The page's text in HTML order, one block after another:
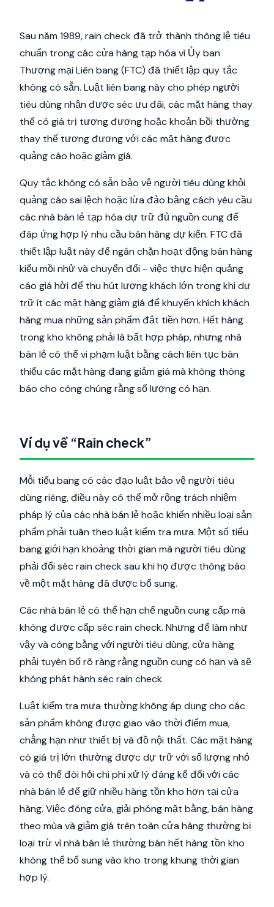
Sau năm 1989, rain check đã trở thành thông lệ tiêu
chuẩn trong các cửa hàng tạp hóa vì Ủy ban
Thương mại Liên bang (FTC) đã thiết lập quy tắc
không có sẵn. Luật liên bang này cho phép người
tiêu dùng nhận được séc ưu đãi, các mặt hàng thay
thế có giá trị tương đương hoặc khoản bồi thường
thay thế tương đương với các mặt hàng được
quảng cáo hoặc giảm giá.
Quy tắc không có sẵn bảo vệ người tiêu dùng khỏi
quảng cáo sai lệch hoặc lừa đảo bằng cách yêu cầu
các nhà bán lẻ tạp hóa dự trữ đủ nguồn cung để
đáp ứng hợp lý nhu cầu bán hàng dự kiến. FTC đã
thiết lập luật này để ngăn chặn hoạt động bán hàng
kiểu mồi nhử và chuyển đổi - việc thực hiện quảng
cáo giá hời để thu hút lượng khách lớn trong khi dự
trữ ít các mặt hàng giảm giá để khuyến khích khách
hàng mua những sản phẩm đắt tiền hơn. Hết hàng
trong kho không phải là bất hợp pháp, nhưng nhà
bán lẻ có thể vi phạm luật bằng cách liên tục bán
thiếu các mặt hàng đang giảm giá mà không thông
báo cho công chúng rằng số lượng có hạn.
Ví dụ về “Rain check”
Mỗi tiểu bang có các đạo luật bảo vệ người tiêu
dùng riêng, điều này có thể mở rộng trách nhiệm
pháp lý của các nhà bán lẻ hoặc khiến nhiều loại sản
phẩm phải tuân theo luật kiểm tra mưa. Một số tiểu
bang giới hạn khoảng thời gian mà người tiêu dùng
phải đổi séc rain check sau khi họ được thông báo
về một mặt hàng đã được bổ sung.
Các nhà bán lẻ có thể hạn chế nguồn cung cấp mà
không được cấp séc rain check. Nhưng để làm như
vậy và công bằng với người tiêu dùng, cửa hàng
phải tuyên bố rõ ràng rằng nguồn cung có hạn và sẽ
không phát hành séc rain check.
Luật kiểm tra mưa thường không áp dụng cho các
sản phẩm không được giao vào thời điểm mua,
chẳng hạn như thiết bị và đồ nội thất. Các mặt hàng
có giá trị lớn thường được dự trữ với số lượng nhỏ
và có thể đòi hỏi chi phí xử lý đáng kể đối với các
nhà bán lẻ để giữ nhiều hàng tồn kho hơn tại cửa
hàng. Việc đóng cửa, giải phóng mặt bằng, bán hàng
theo mùa và giảm giá trên toàn cửa hàng thường bị
loại trừ vì nhà bán lẻ thường bán hết hàng tồn kho
không thể bổ sung vào kho trong khung thời gian
hợp lý.